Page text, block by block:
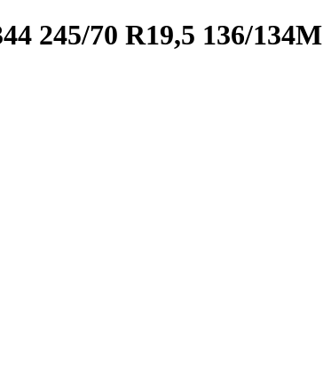
245/70 R19,5 136/134M